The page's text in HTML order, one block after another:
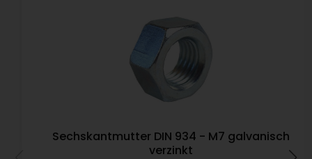
Sechskantmutter DIN 934 - M7 galvanisch
verzinkt